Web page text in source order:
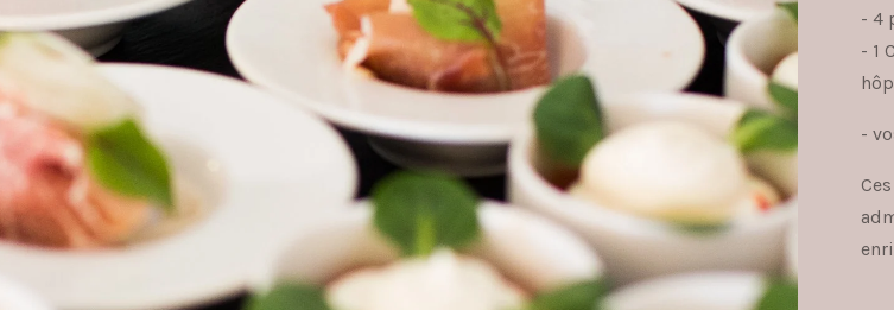
- 4
- 1
-